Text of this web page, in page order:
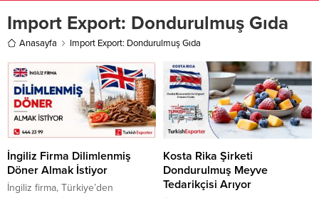
Import Export: Dondurulmuş Gıda
Anasayfa Import Export: Dondurulmuş Gıda
İngiliz Firma Dilimlenmiş
Döner Almak İstiyor
İngiliz firma, Türkiye’den
Kosta Rika Şirketi
Dondurulmuş Meyve
Tedarikçisi Arıyor